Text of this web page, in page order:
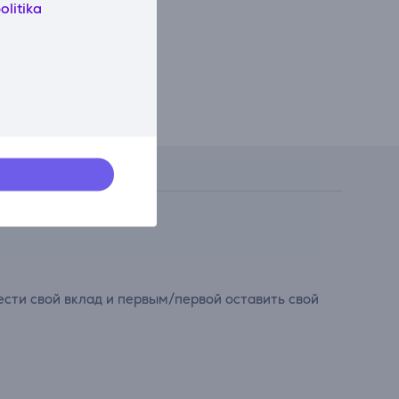
свой вклад и первым/первой оставить свой